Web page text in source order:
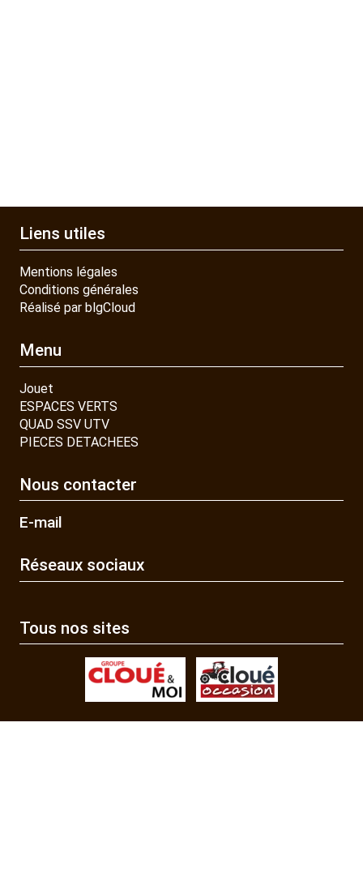
Liens utiles
Mentions légales
Conditions générales
Réalisé par blgCloud
Menu
Jouet
ESPACES VERTS
QUAD SSV UTV
PIECES DETACHEES
Nous contacter
E-mail
Réseaux sociaux
Tous nos sites